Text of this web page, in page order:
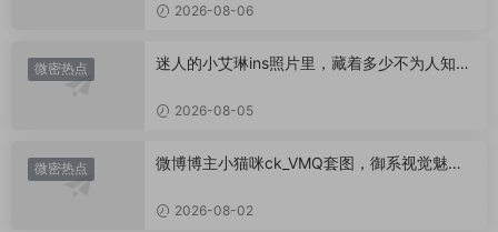
2026-08-06
微密热点
迷人的小艾琳ins照片里，藏着多少不为人知的
2026-08-05
微密热点
微博博主小猫咪ck_VMQ套图，御系视觉魅力
2026-08-02